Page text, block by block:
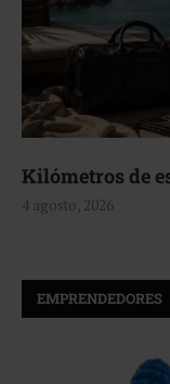
Kilómetros de
4 agosto, 2026
EMPRENDEDORES